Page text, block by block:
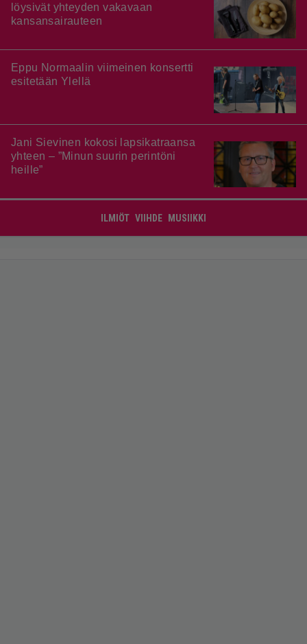
löysivät yhteyden vakavaan
kansansairauteen
Eppu Normaalin viimeinen konsertti
esitetään Ylellä
Jani Sievinen kokosi lapsikatraansa
yhteen – ”Minun suurin perintöni
heille”
ILMIÖT VIIHDE MUSIIKKI